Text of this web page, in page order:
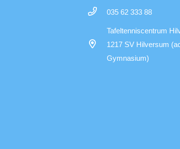
035 62 333 88
Tafeltenniscentrum
1217 SV Hilversum
Gymnasium)